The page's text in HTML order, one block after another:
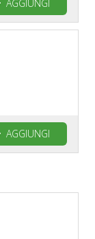
AGGIUNGI
AGGIUNGI